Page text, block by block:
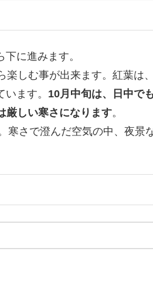
に進みます。
楽しむ事が出来ます。紅葉は
ます。 10月中旬は、日中で
厳しい寒さになります。
寒さで澄んだ空気の中、夜景